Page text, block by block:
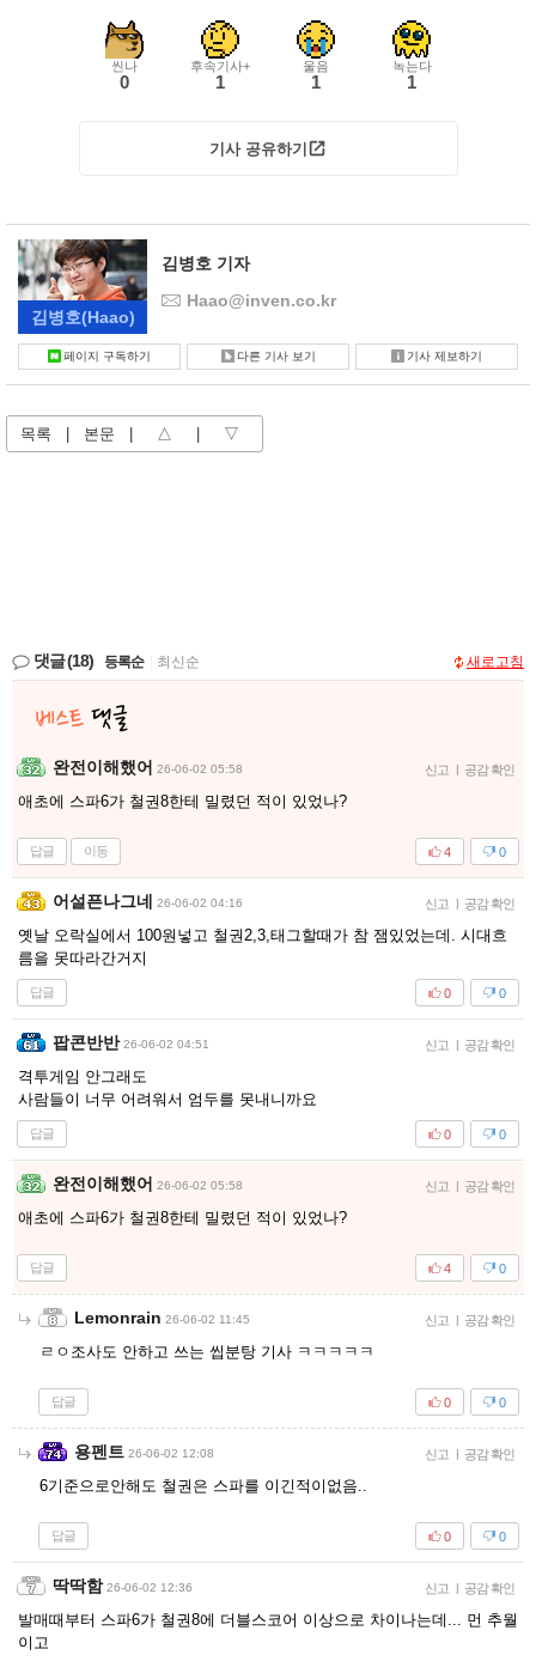
씬나
0
후속기사+
1
울음
1
녹는다
1
기사 공유하기
김병호(Haao)
김병호 기자
Haao@inven.co.kr
페이지 구독하기 다른 기사 보기 기사 제보하기
목록 본문 △ ▽
댓글(18) 등록순 최신순 새로고침
완전이해했어 26-06-02 05:58 신고 | 공감 확인
애초에 스파6가 철권8한테 밀렸던 적이 있었나?
답글 이동 0
4
어설픈나그네 26-06-02 04:16 신고 | 공감 확인
옛날 오락실에서 100원넣고 철권2,3,태그할때가 참 잼있었는데. 시대흐
름을 못따라간거지
답글 0
0
팝콘반반 26-06-02 04:51 신고 | 공감 확인
격투게임 안그래도
사람들이 너무 어려워서 엄두를 못내니까요
답글 0
0
완전이해했어 26-06-02 05:58 신고 | 공감 확인
애초에 스파6가 철권8한테 밀렸던 적이 있었나?
답글 0
4
Lemonrain 26-06-02 11:45 신고 | 공감 확인
ㄹㅇ조사도 안하고 쓰는 씹분탕 기사 ㅋㅋㅋㅋㅋ
답글 0
0
용펜트 26-06-02 12:08 신고 | 공감 확인
6기준으로안해도 철권은 스파를 이긴적이없음..
답글 0
0
딱딱함 26-06-02 12:36 신고 | 공감 확인
발매때부터 스파6가 철권8에 더블스코어 이상으로 차이나는데... 먼 추월
이고